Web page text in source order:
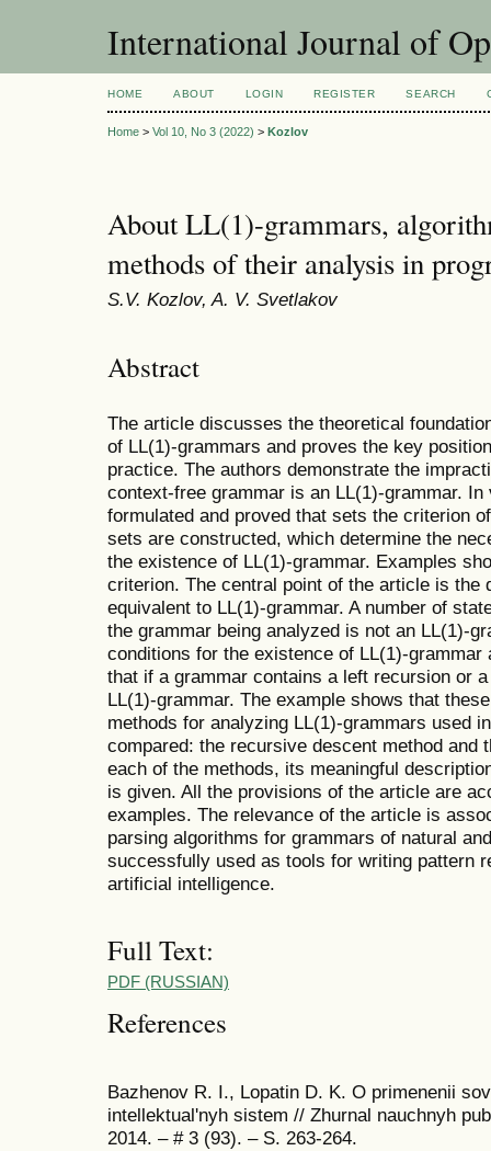
International Journal of
HOME ABOUT LOGIN REGISTER SEARCH
Home > Vol 10, No 3 (2022) > Kozlov
About LL(1)-grammars,
methods of their analysis in
S.V. Kozlov, A. V. Svetlakov
Abstract
The article discusses the theoretical
of LL(1)-grammars and proves the key
practice. The authors demonstrate the
context-free grammar is an LL(1)-grammar.
formulated and proved that sets the criterion
sets are constructed, which determine the
the existence of LL(1)-grammar. Examples
criterion. The central point of the article is the
equivalent to LL(1)-grammar. A number of
the grammar being analyzed is not an LL(1)-
conditions for the existence of LL(1)-
that if a grammar contains a left recursion or
LL(1)-grammar. The example shows that
methods for analyzing LL(1)-grammars used
compared: the recursive descent method and
each of the methods, its meaningful
is given. All the provisions of the article are
examples. The relevance of the article is
parsing algorithms for grammars of natural
successfully used as tools for writing pattern
artificial intelligence.
Full Text:
PDF (RUSSIAN)
References
Bazhenov R. I., Lopatin D. K. O primenenii
intellektual'nyh sistem // Zhurnal nauchnyh
2014. – # 3 (93). – S. 263-264.